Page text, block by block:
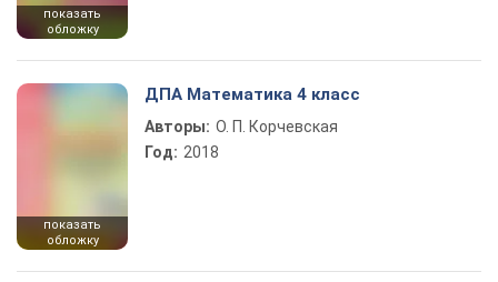
показать
обложку
показать
обложку
ДПА Математика 4 класс
Авторы: О. П. Корчевская
Год: 2018